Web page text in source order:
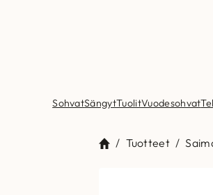
SohvatSängytTuolitVuodesohvat
/ Tuotteet /